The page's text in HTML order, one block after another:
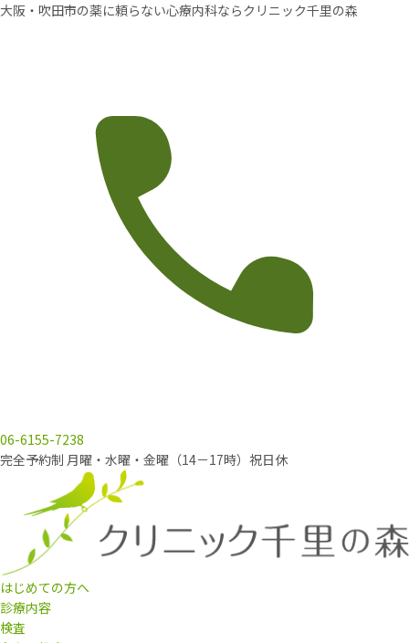
大阪・吹田市の薬に頼らない心療内科ならクリニック千里の森
06-6155-7238
完全予約制 月曜・水曜・金曜（14－17時）祝日休
はじめての方へ
診療内容
検査